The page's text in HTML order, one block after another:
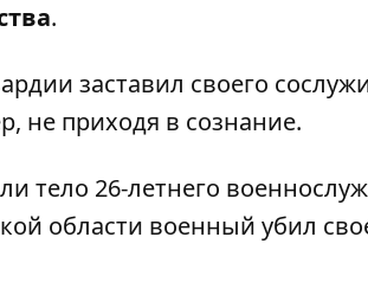
.
заставил своего
не приходя в сознание.
тело 26-летнего
области военный убил